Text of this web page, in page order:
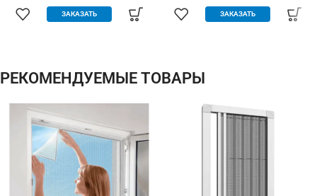
дешевле аналогов при явных
размеры: треугольник,
трапеция - проста в установке
(инструмент не нужен)
ЗАКАЗАТЬ ЗАКАЗАТЬ
РЕКОМЕНДУЕМЫЕ ТОВАРЫ